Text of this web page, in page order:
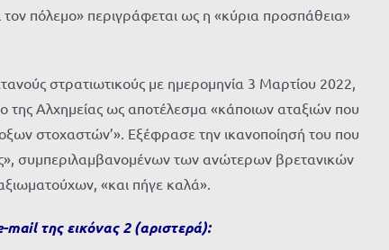
πόλεμο» περιγράφεται ως η «κύρια προσπάθεια»
στρατιωτικούς με ημερομηνία 3 Μαρτίου 2022,
της Αλχημείας ως αποτέλεσμα «κάποιων αταξιών που
στοχαστών’». Εξέφρασε την ικανοποίησή του που
συμπεριλαμβανομένων των ανώτερων βρετανικών
«και πήγε καλά».
της εικόνας 2 (αριστερά):